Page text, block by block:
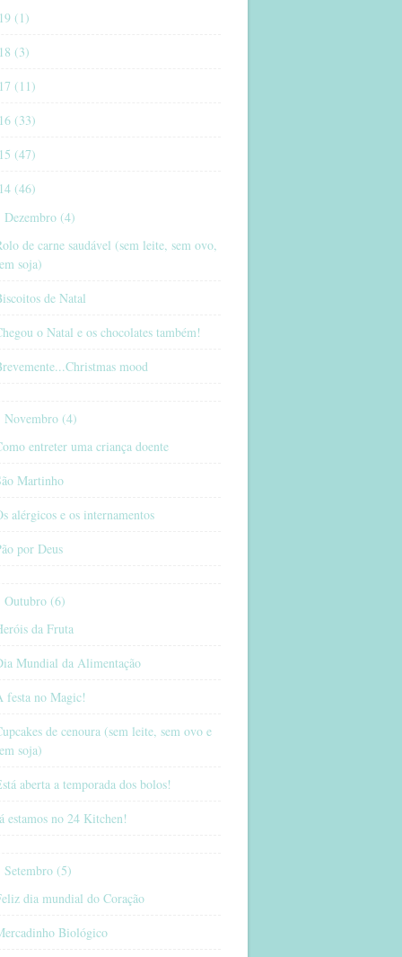
(1)
(3)
(11)
(33)
(47)
(46)
Dezembro (4)
de carne saudável (sem leite, sem ovo,
soja)
de Natal
o Natal e os chocolates também!
mood
Novembro (4)
entreter uma criança doente
Martinho
alérgicos e os internamentos
por Deus
Outubro (6)
da Fruta
Mundial da Alimentação
festa no Magic!
de cenoura (sem leite, sem ovo e
soja)
aberta a temporada dos bolos!
estamos no 24 Kitchen!
Setembro (5)
dia mundial do Coração
Biológico